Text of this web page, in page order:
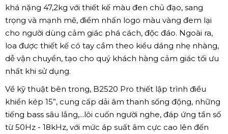
khá nặng 47,2kg với thiết kế màu đen chủ đạo, sang
trọng và mạnh mẽ, điểm nhấn logo màu vàng đem lại
cho người dùng cảm giác phá cách, độc đáo. Ngoài ra,
loa được thiết kế có tay cầm theo kiểu dáng nhẹ nhàng,
dễ vận chuyển, tạo cho quý khách hàng cảm giác tối ưu
nhất khi sử dụng.
Về kỹ thuật bên trong, B2520 Pro thiết lập trình điều
khiển kép 15”, cung cấp dải âm thanh sống động, những
tiếng bass sâu lắng,...lôi cuốn người nghe, đáp ứng tần số
từ 50Hz - 18kHz, với mức áp suất âm cực cao lên đến